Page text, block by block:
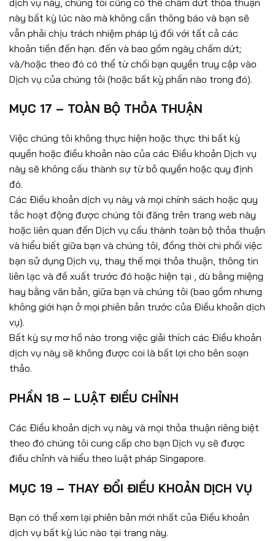
này bất kỳ lúc nào mà không cần thông báo và bạn sẽ
vẫn phải chịu trách nhiệm pháp lý đối với tất cả các
khoản tiền đến hạn. đến và bao gồm ngày chấm dứt;
và/hoặc theo đó có thể từ chối bạn quyền truy cập vào
Dịch vụ của chúng tôi (hoặc bất kỳ phần nào trong đó).
MỤC 17 – TOÀN BỘ THỎA THUẬN
Việc chúng tôi không thực hiện hoặc thực thi bất kỳ
quyền hoặc điều khoản nào của các Điều khoản Dịch vụ
này sẽ không cấu thành sự từ bỏ quyền hoặc quy định
đó.
Các Điều khoản dịch vụ này và mọi chính sách hoặc quy
tắc hoạt động được chúng tôi đăng trên trang web này
hoặc liên quan đến Dịch vụ cấu thành toàn bộ thỏa thuận
và hiểu biết giữa bạn và chúng tôi, đồng thời chi phối việc
bạn sử dụng Dịch vụ, thay thế mọi thỏa thuận, thông tin
liên lạc và đề xuất trước đó hoặc hiện tại , dù bằng miệng
hay bằng văn bản, giữa bạn và chúng tôi (bao gồm nhưng
không giới hạn ở mọi phiên bản trước của Điều khoản dịch
vụ).
Bất kỳ sự mơ hồ nào trong việc giải thích các Điều khoản
dịch vụ này sẽ không được coi là bất lợi cho bên soạn
thảo.
PHẦN 18 – LUẬT ĐIỀU CHỈNH
Các Điều khoản dịch vụ này và mọi thỏa thuận riêng biệt
theo đó chúng tôi cung cấp cho bạn Dịch vụ sẽ được
điều chỉnh và hiểu theo luật pháp Singapore.
MỤC 19 – THAY ĐỔI ĐIỀU KHOẢN DỊCH VỤ
Bạn có thể xem lại phiên bản mới nhất của Điều khoản
dịch vụ bất kỳ lúc nào tại trang này.